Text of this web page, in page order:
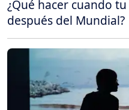
¿Qué hacer cuando
después del Mundial?